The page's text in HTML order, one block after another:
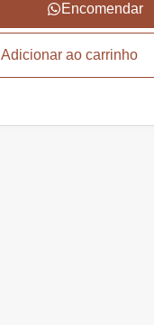
Encomendar
Adicionar ao carrinho